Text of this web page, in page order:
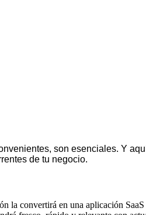
son esenciales. Y
de tu negocio.
la convertirá en una aplicación